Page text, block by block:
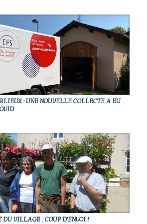
: UNE NOUVELLE COLLECTE A EU
VILLAGE : COUP D'ENVOI !